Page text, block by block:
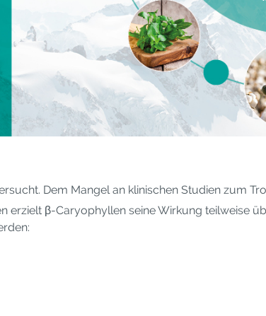
Dem Mangel an klinischen Studien zum
erzielt β-Caryophyllen seine Wirkung teilweise